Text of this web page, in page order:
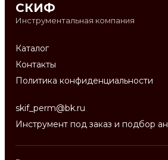
СКИФ
Инструментальная компания
Каталог
Контакты
Политика конфиденциальности
skif_perm@bk.ru
Инструмент под заказ и подбор